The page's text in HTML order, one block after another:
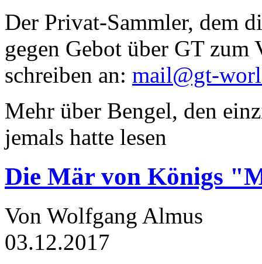
Der Privat-Sammler, dem
gegen Gebot über GT zum
schreiben an: mail@gt-
Mehr über Bengel, den
jemals hatte lesen
Die Mär von Königs
Von Wolfgang Almus
03.12.2017